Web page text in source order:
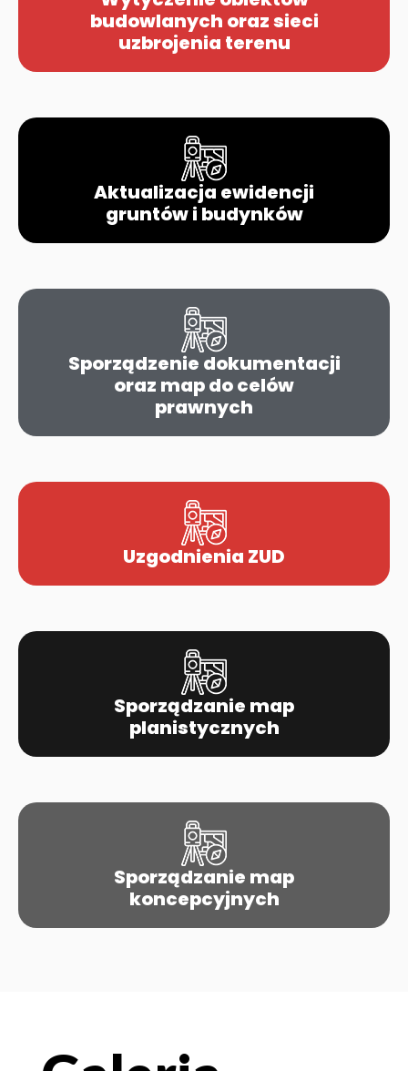
budowlanych oraz sieci
uzbrojenia terenu
Aktualizacja ewidencji
gruntów i budynków
Sporządzenie dokumentacji
oraz map do celów
prawnych
Uzgodnienia ZUD
Sporządzanie map
planistycznych
Sporządzanie map
koncepcyjnych